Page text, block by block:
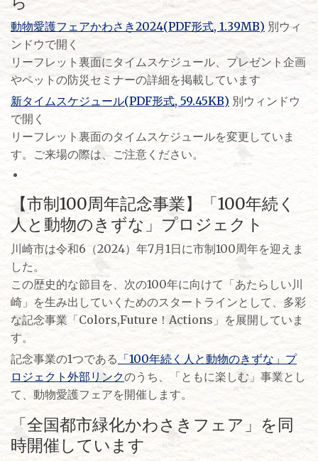
動物愛護フェアかわさき2024(PDF形式, 1.39MB) 別ウィ
ンドウで開く
リーフレット裏面にタイムスケジュール、プレゼント企画
やペットの防災セミナーの詳細を掲載しています
新タイムスケジュール(PDF形式, 59.45KB) 別ウィンドウ
で開く
リーフレット裏面のタイムスケジュールを変更していま
す。ご来場の際は、ご注意ください。
【市制100周年記念事業】「100年続く
人と動物のきずな」プロジェクト
川崎市は令和6（2024）年7月1日に市制100周年を迎えま
した。
この歴史的な節目を、次の100年に向けて「あたらしい川
崎」を生み出していくためのスタートラインとして、多彩
な記念事業「Colors,Future！Actions」を展開していま
す。
記念事業の1つである 「100年続く人と動物のきずな」プ
ロジェクト外部リンクのうち、「ともに楽しむ」事業とし
て、動物愛護フェアを開催します。
「全国都市緑化かわさきフェア」を同
時開催しています